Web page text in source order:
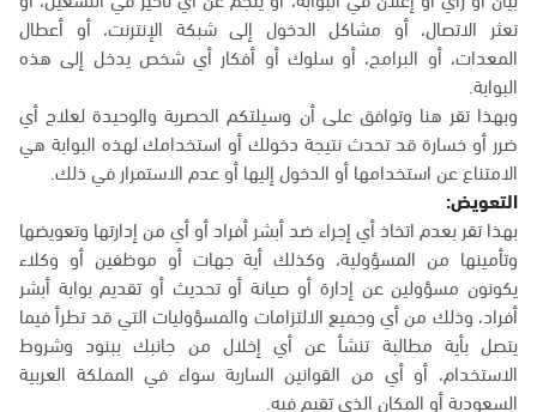
تعثر الاتصال، أو مشاكل الدخول إلى شبكة الإنترنت، أو أعطال
المعدات، أو البرامج، أو سلوك أو أفكار أي شخص يدخل إلى هذه
البوابة.
وبهذا تقر هنا وتوافق على أن وسيلتكم الحصرية والوحيدة لعلاج أي
ضرر أو خسارة قد تحدث نتيجة دخولك أو استخدامك لهذه البوابة هي
الامتناع عن استخدامها أو الدخول إليها أو عدم الاستمرار في ذلك.
التعويض:
بهذا تقر بعدم اتخاذ أي إجراء ضد أبشر أفراد أو أي من إدارتها وتعويضها
وتأمينها من المسؤولية، وكذلك أية جهات أو موظفين أو وكلاء
يكونون مسؤولين عن إدارة أو صيانة أو تحديث أو تقديم بوابة أبشر
أفراد، وذلك من أي وجميع الالتزامات والمسؤوليات التي قد تطرأ فيما
يتصل بأية مطالبة تنشأ عن أي إخلال من جانبك ببنود وشروط
الاستخدام، أو أي من القوانين السارية سواء في المملكة العربية
السعودية أو المكان الذي تقيم فيه.